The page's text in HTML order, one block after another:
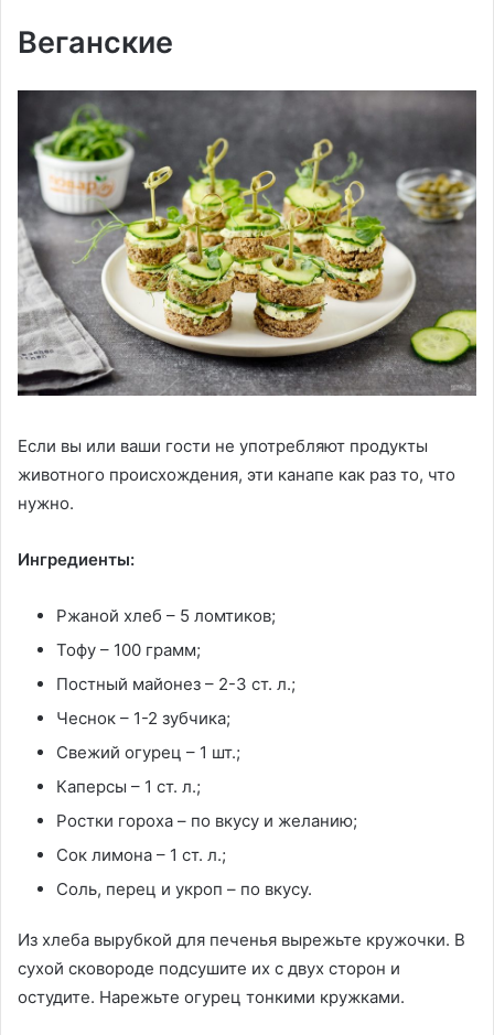
Веганские
Если вы или ваши гости не употребляют продукты
животного происхождения, эти канапе как раз то, что
нужно.
Ингредиенты:
Ржаной хлеб – 5 ломтиков;
Тофу – 100 грамм;
Постный майонез – 2-3 ст. л.;
Чеснок – 1-2 зубчика;
Свежий огурец – 1 шт.;
Каперсы – 1 ст. л.;
Ростки гороха – по вкусу и желанию;
Сок лимона – 1 ст. л.;
Соль, перец и укроп – по вкусу.
Из хлеба вырубкой для печенья вырежьте кружочки. В
сухой сковороде подсушите их с двух сторон и
остудите. Нарежьте огурец тонкими кружками.